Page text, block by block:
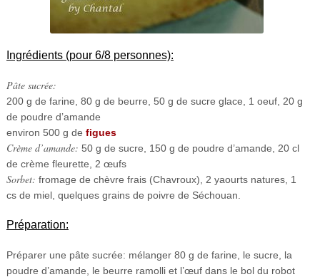
Ingrédients (pour 6/8 personnes):
Pâte sucrée:
200 g de farine, 80 g de beurre, 50 g de sucre glace, 1 oeuf, 20 g
de poudre d’amande
environ 500 g de figues
Crème d’amande: 50 g de sucre, 150 g de poudre d’amande, 20 cl
de crème fleurette, 2 œufs
Sorbet: fromage de chèvre frais (Chavroux), 2 yaourts natures, 1
cs de miel, quelques grains de poivre de Séchouan.
Préparation:
Préparer une pâte sucrée: mélanger 80 g de farine, le sucre, la
poudre d’amande, le beurre ramolli et l’œuf dans le bol du robot